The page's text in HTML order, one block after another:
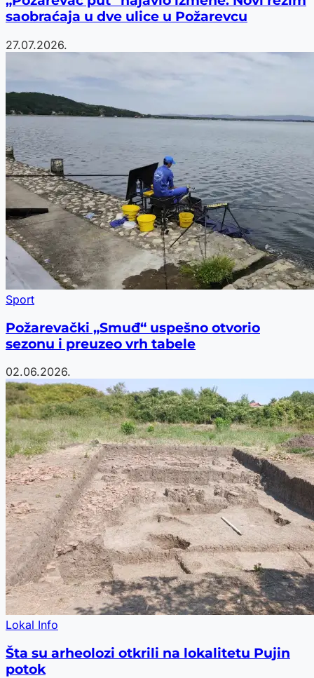
saobraćaja u dve ulice u Požarevcu
27.07.2026.
Sport
Požarevački „Smuđ“ uspešno otvorio
sezonu i preuzeo vrh tabele
02.06.2026.
Lokal Info
Šta su arheolozi otkrili na lokalitetu Pujin
potok